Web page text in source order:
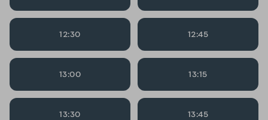
12:30 12:45
13:00 13:15
13:30 13:45